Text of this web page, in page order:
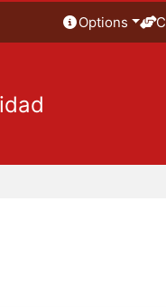
Options